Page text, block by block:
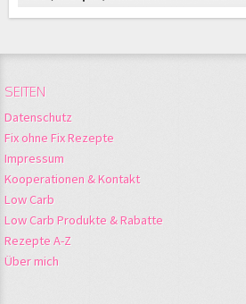
SEITEN
Datenschutz
Fix ohne Fix Rezepte
Impressum
Kooperationen & Kontakt
Low Carb
Low Carb Produkte & Rabatte
Rezepte A-Z
Über mich